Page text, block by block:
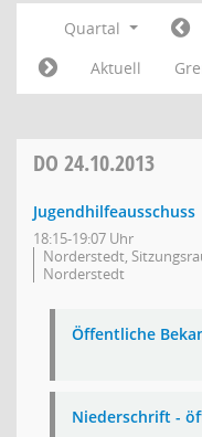
Quartal
Aktuell
DO 24.10.2013
Jugendhilfeausschuss
18:15-19:07 Uhr
Norderstedt,
Norderstedt
Öffentliche
Niederschrift -